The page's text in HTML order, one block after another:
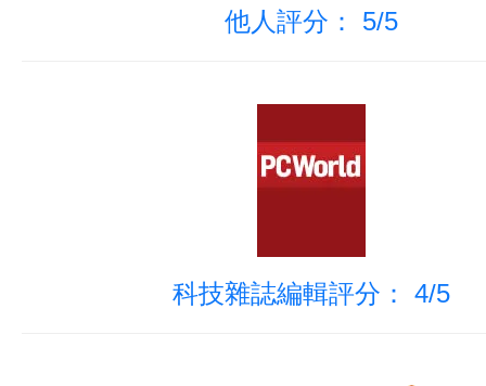
他人評分： 5/5
科技雜誌編輯評分： 4/5